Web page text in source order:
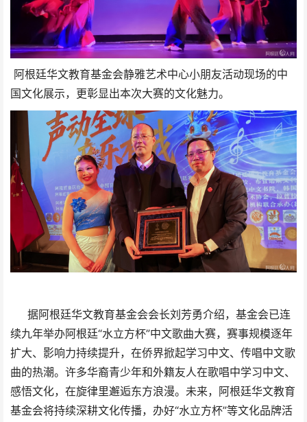
阿根廷华文教育基金会静雅艺术中心小朋友活动现场的中
国文化展示，更彰显出本次大赛的文化魅力。
据阿根廷华文教育基金会会长刘芳勇介绍，基金会已连
续九年举办阿根廷“水立方杯”中文歌曲大赛，赛事规模逐年
扩大、影响力持续提升，在侨界掀起学习中文、传唱中文歌
曲的热潮。许多华裔青少年和外籍友人在歌唱中学习中文、
感悟文化，在旋律里邂逅东方浪漫。未来，阿根廷华文教育
基金会将持续深耕文化传播，办好“水立方杯”等文化品牌活